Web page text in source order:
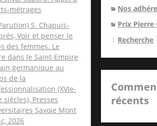
métrages
S. Chapuis-
Voir et penser le
des femmes. Le
dans le Saint-Empire
germanique au
de la
(XVIe-
siècles), Presses
Savoie Mont
2026
Nos
Prix Pierre
Recherche
récents